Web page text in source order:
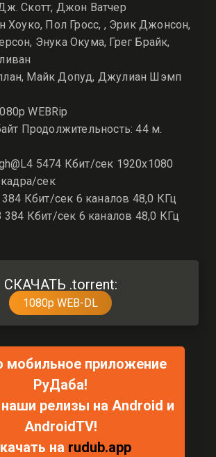
Скотт, Джон Ватчер
Хоуко, Пол Гросс, , Эрик Джонсон,
Энука Окума, Грег Брайк,
Майк Допуд, Джулиан Шэмп
WEBRip
Продолжительность: 44 м.
5474 Кбит/сек 1920x1080
сек
Кбит/сек 6 каналов 48,0 КГц
384 Кбит/сек 6 каналов 48,0 КГц
СКАЧАТЬ .torrent:
1080p WEB-DL
приложение
РуДаба!
релизы на Android и
AndroidTV!
на rudub.app